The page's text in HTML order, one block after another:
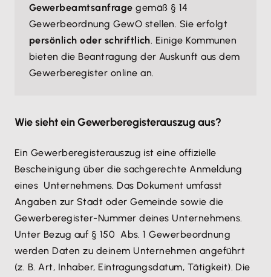
Gewerbeamtsanfrage gemäß § 14
Gewerbeordnung GewO stellen. Sie erfolgt
persönlich oder schriftlich. Einige Kommunen
bieten die Beantragung der Auskunft aus dem
Gewerberegister online an.
Wie sieht ein Gewerberegisterauszug aus?
Ein Gewerberegisterauszug ist eine offizielle
Bescheinigung über die sachgerechte Anmeldung
eines Unternehmens. Das Dokument umfasst
Angaben zur Stadt oder Gemeinde sowie die
Gewerberegister-Nummer deines Unternehmens.
Unter Bezug auf § 150 Abs. 1 Gewerbeordnung
werden Daten zu deinem Unternehmen angeführt
(z. B. Art, Inhaber, Eintragungsdatum, Tätigkeit). Die